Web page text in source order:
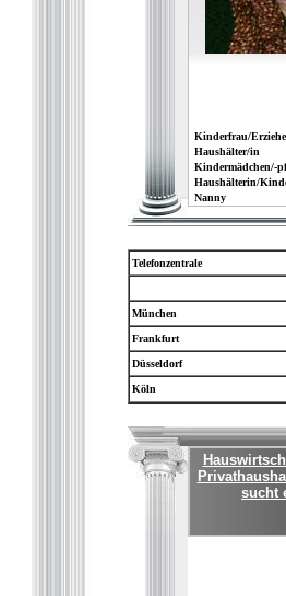
Kinderfrau/
Haushälter/in
Kindermädchen/-
Haushälterin/
Nanny
Telefonzentrale
München
Frankfurt
Düsseldorf
Köln
sucht